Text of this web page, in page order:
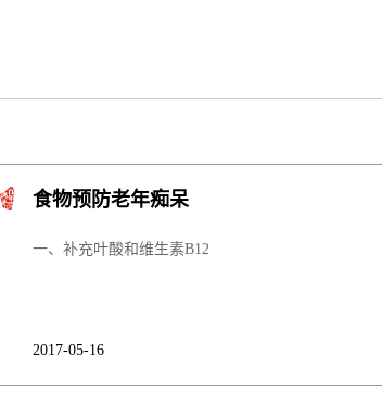
食物预防老年痴呆
一、补充叶酸和维生素B12
2017-05-16